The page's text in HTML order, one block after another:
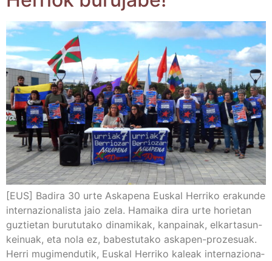
[EUS] Badi­ra 30 urte Aska­pe­na Eus­kal Herri­ko era­kun­de
inter­na­zio­na­lis­ta jaio zela. Hamai­ka dira urte horie­tan
guz­tie­tan buru­tu­ta­ko dina­mi­kak, kan­pai­nak, elka­r­­ta­­sun-
kei­­nuak, eta nola ez, babes­tu­ta­ko aska­­pen-pro­­ze­­suak.
Herri mugi­men­du­tik, Eus­kal Herri­ko kaleak inter­na­zio­na­